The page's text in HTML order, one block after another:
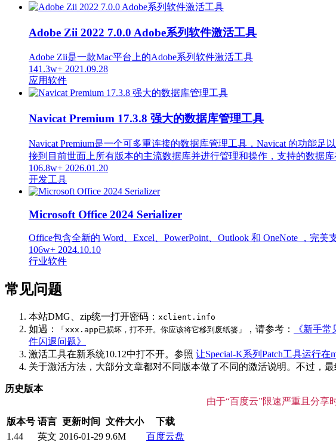
Adobe Zii 2022 7.0.0 Adobe系列软件激活工具
Adobe Zii是一款Mac平台上的Adobe系列软件激活工具
141.3w+ 2021.09.28
应用软件
Navicat Premium 17.3.8 强大的数据库管理工具
Navicat Premium是一个可多重连接的数据库管理工具，Navicat 的功能
接到目前世面上所有版本的主流数据库并进行管理和操作，支持的数据库
106.8w+ 2026.01.20
开发工具
Microsoft Office 2024 Serializer
Office包含全新的 Word、Excel、PowerPoint、Outlook 和 OneNote ，完
106w+ 2024.10.10
行业软件
常见问题
本站DMG、zip统一打开密码： xclient.info
如遇： 「xxx.app已损坏，打不开。你应该将它移到废纸篓」 ，请参考： 《新手常
件闪退问题》
激活工具在新系统10.12中打不开。参照 让Special-K系列Patch工具运行在
关于激活方法，大部分文章都对不同版本做了不同的激活说明。不过，
历史版本
由于“百度云”限速严重且分享
版本号 语言 更新时间 文件大小
下载
1.44
英文 2016-01-29 9.6M
百度云盘